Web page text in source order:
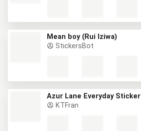
Mean boy (Rui Iziwa)
StickersBot
Azur Lane Everyday Sticker
KTFran